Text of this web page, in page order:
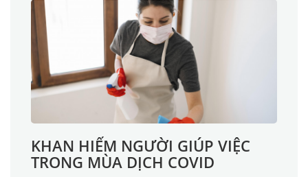
KHAN HIẾM NGƯỜI GIÚP VIỆC
TRONG MÙA DỊCH COVID